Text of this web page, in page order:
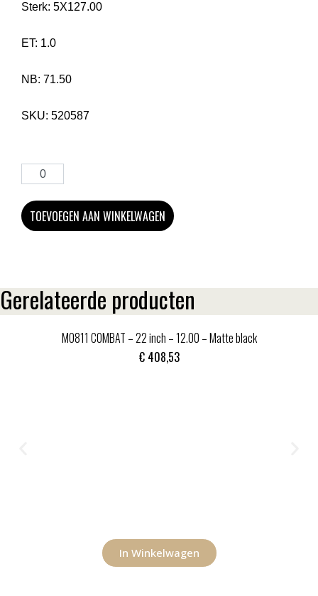
Sterk: 5X127.00
ET: 1.0
NB: 71.50
SKU: 520587
TOEVOEGEN AAN WINKELWAGEN
Gerelateerde producten
MO811 COMBAT – 22 inch – 12.00 – Matte black
€408,53
In Winkelwagen